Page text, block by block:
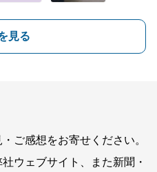
見る
ご感想をお寄せください。
ウェブサイト、また新聞・